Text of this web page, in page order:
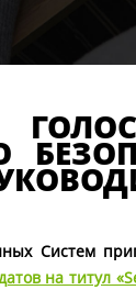
Систем
на титул